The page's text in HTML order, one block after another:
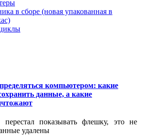
в сборе (новая упакованная в
компьютером: какие
данные, а какие
показывать флешку, это не
удалены